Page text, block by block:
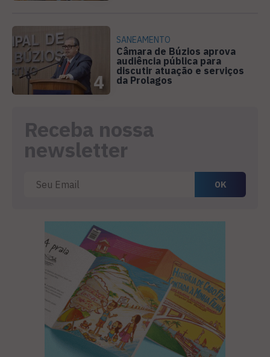
4
SANEAMENTO
Câmara de Búzios aprova
audiência pública para
discutir atuação e serviços
da Prolagos
Receba nossa
newsletter